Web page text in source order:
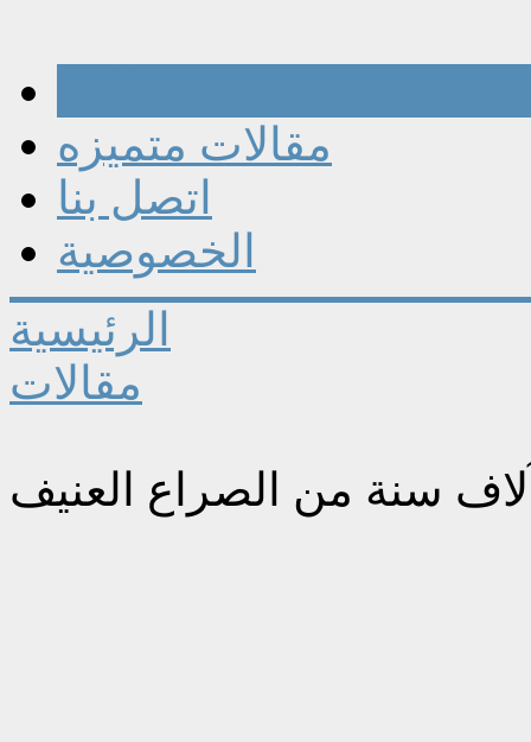
مقالات متميزه
اتصل بنا
الخصوصية
الرئيسية
مقالات
سنة من الصراع العنيف